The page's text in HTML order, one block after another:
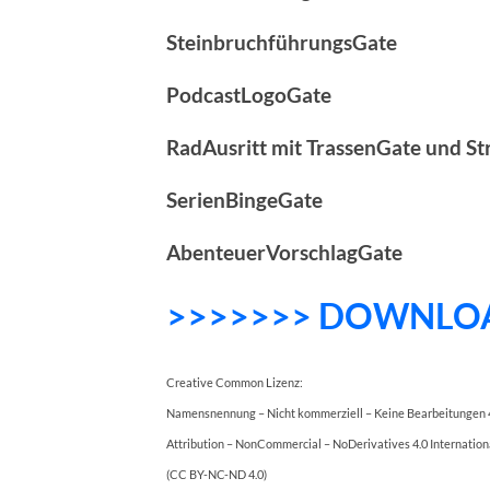
SteinbruchführungsGate
PodcastLogoGate
RadAusritt mit TrassenGate und
SerienBingeGate
AbenteuerVorschlagGate
>>>>>>>
Creative Common Lizenz:
Namensnennung – Nicht kommerziell – Keine Bearbeitungen
Attribution – NonCommercial – NoDerivatives 4.0
(CC BY-NC-ND 4.0)